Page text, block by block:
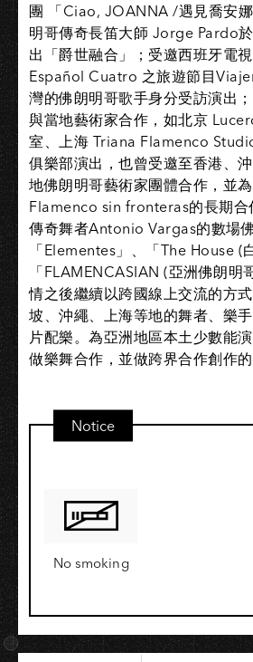
團 「Ciao, JOANNA /遇見喬安
明哥傳奇長笛大師 Jorge Pardo
出「爵世融合」；受邀西班牙電
Español Cuatro 之旅遊節目
灣的佛朗明哥歌手身分受訪演出
與當地藝術家合作，如北京
室、上海 Triana Flamenco
俱樂部演出，也曾受邀至香港、
地佛朗明哥藝術家團體合作，並
Flamenco sin fronteras的長期合
傳奇舞者Antonio Vargas的數場
「Elementes」、「The House (
「FLAMENCASIAN (亞洲佛朗明
情之後繼續以跨國線上交流的方
坡、沖繩、上海等地的舞者、樂
片配樂。為亞洲地區本土少數能
做樂舞合作，並做跨界合作創作的
Notice
No smoking